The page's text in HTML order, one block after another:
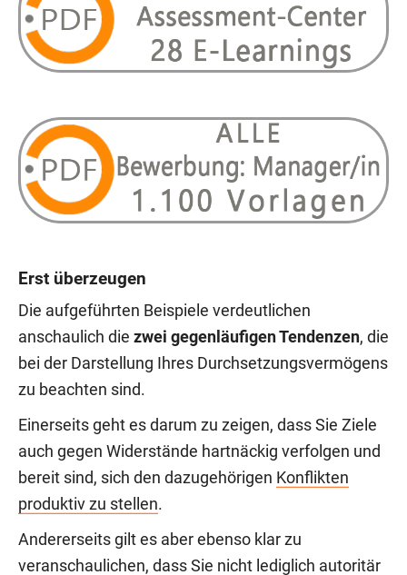
Erst überzeugen
Die aufgeführten Beispiele verdeutlichen
anschaulich die zwei gegenläufigen Tendenzen, die
bei der Darstellung Ihres Durchsetzungsvermögens
zu beachten sind.
Einerseits geht es darum zu zeigen, dass Sie Ziele
auch gegen Widerstände hartnäckig verfolgen und
bereit sind, sich den dazugehörigen Konflikten
produktiv zu stellen.
Andererseits gilt es aber ebenso klar zu
veranschaulichen, dass Sie nicht lediglich autoritär